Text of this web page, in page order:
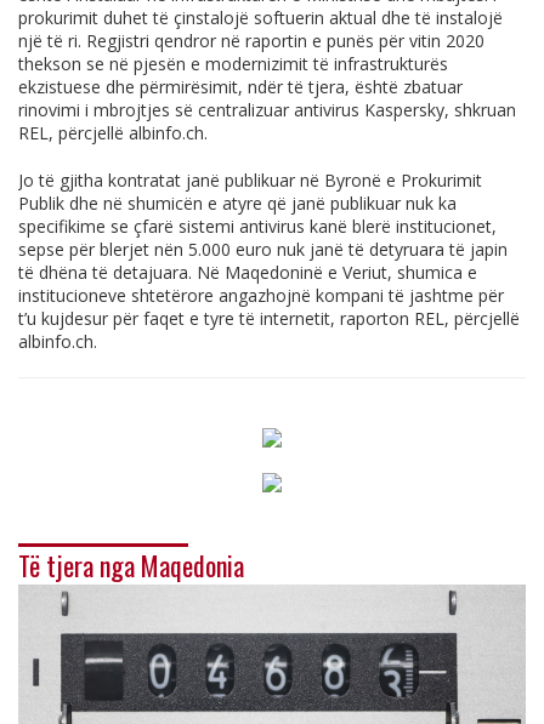
prokurimit duhet të çinstalojë softuerin aktual dhe të instalojë
një të ri. Regjistri qendror në raportin e punës për vitin 2020
thekson se në pjesën e modernizimit të infrastrukturës
ekzistuese dhe përmirësimit, ndër të tjera, është zbatuar
rinovimi i mbrojtjes së centralizuar antivirus Kaspersky, shkruan
REL, përcjellë albinfo.ch.
Jo të gjitha kontratat janë publikuar në Byronë e Prokurimit
Publik dhe në shumicën e atyre që janë publikuar nuk ka
specifikime se çfarë sistemi antivirus kanë blerë institucionet,
sepse për blerjet nën 5.000 euro nuk janë të detyruara të japin
të dhëna të detajuara. Në Maqedoninë e Veriut, shumica e
institucioneve shtetërore angazhojnë kompani të jashtme për
t’u kujdesur për faqet e tyre të internetit, raporton REL, përcjellë
albinfo.ch.
Të tjera nga Maqedonia